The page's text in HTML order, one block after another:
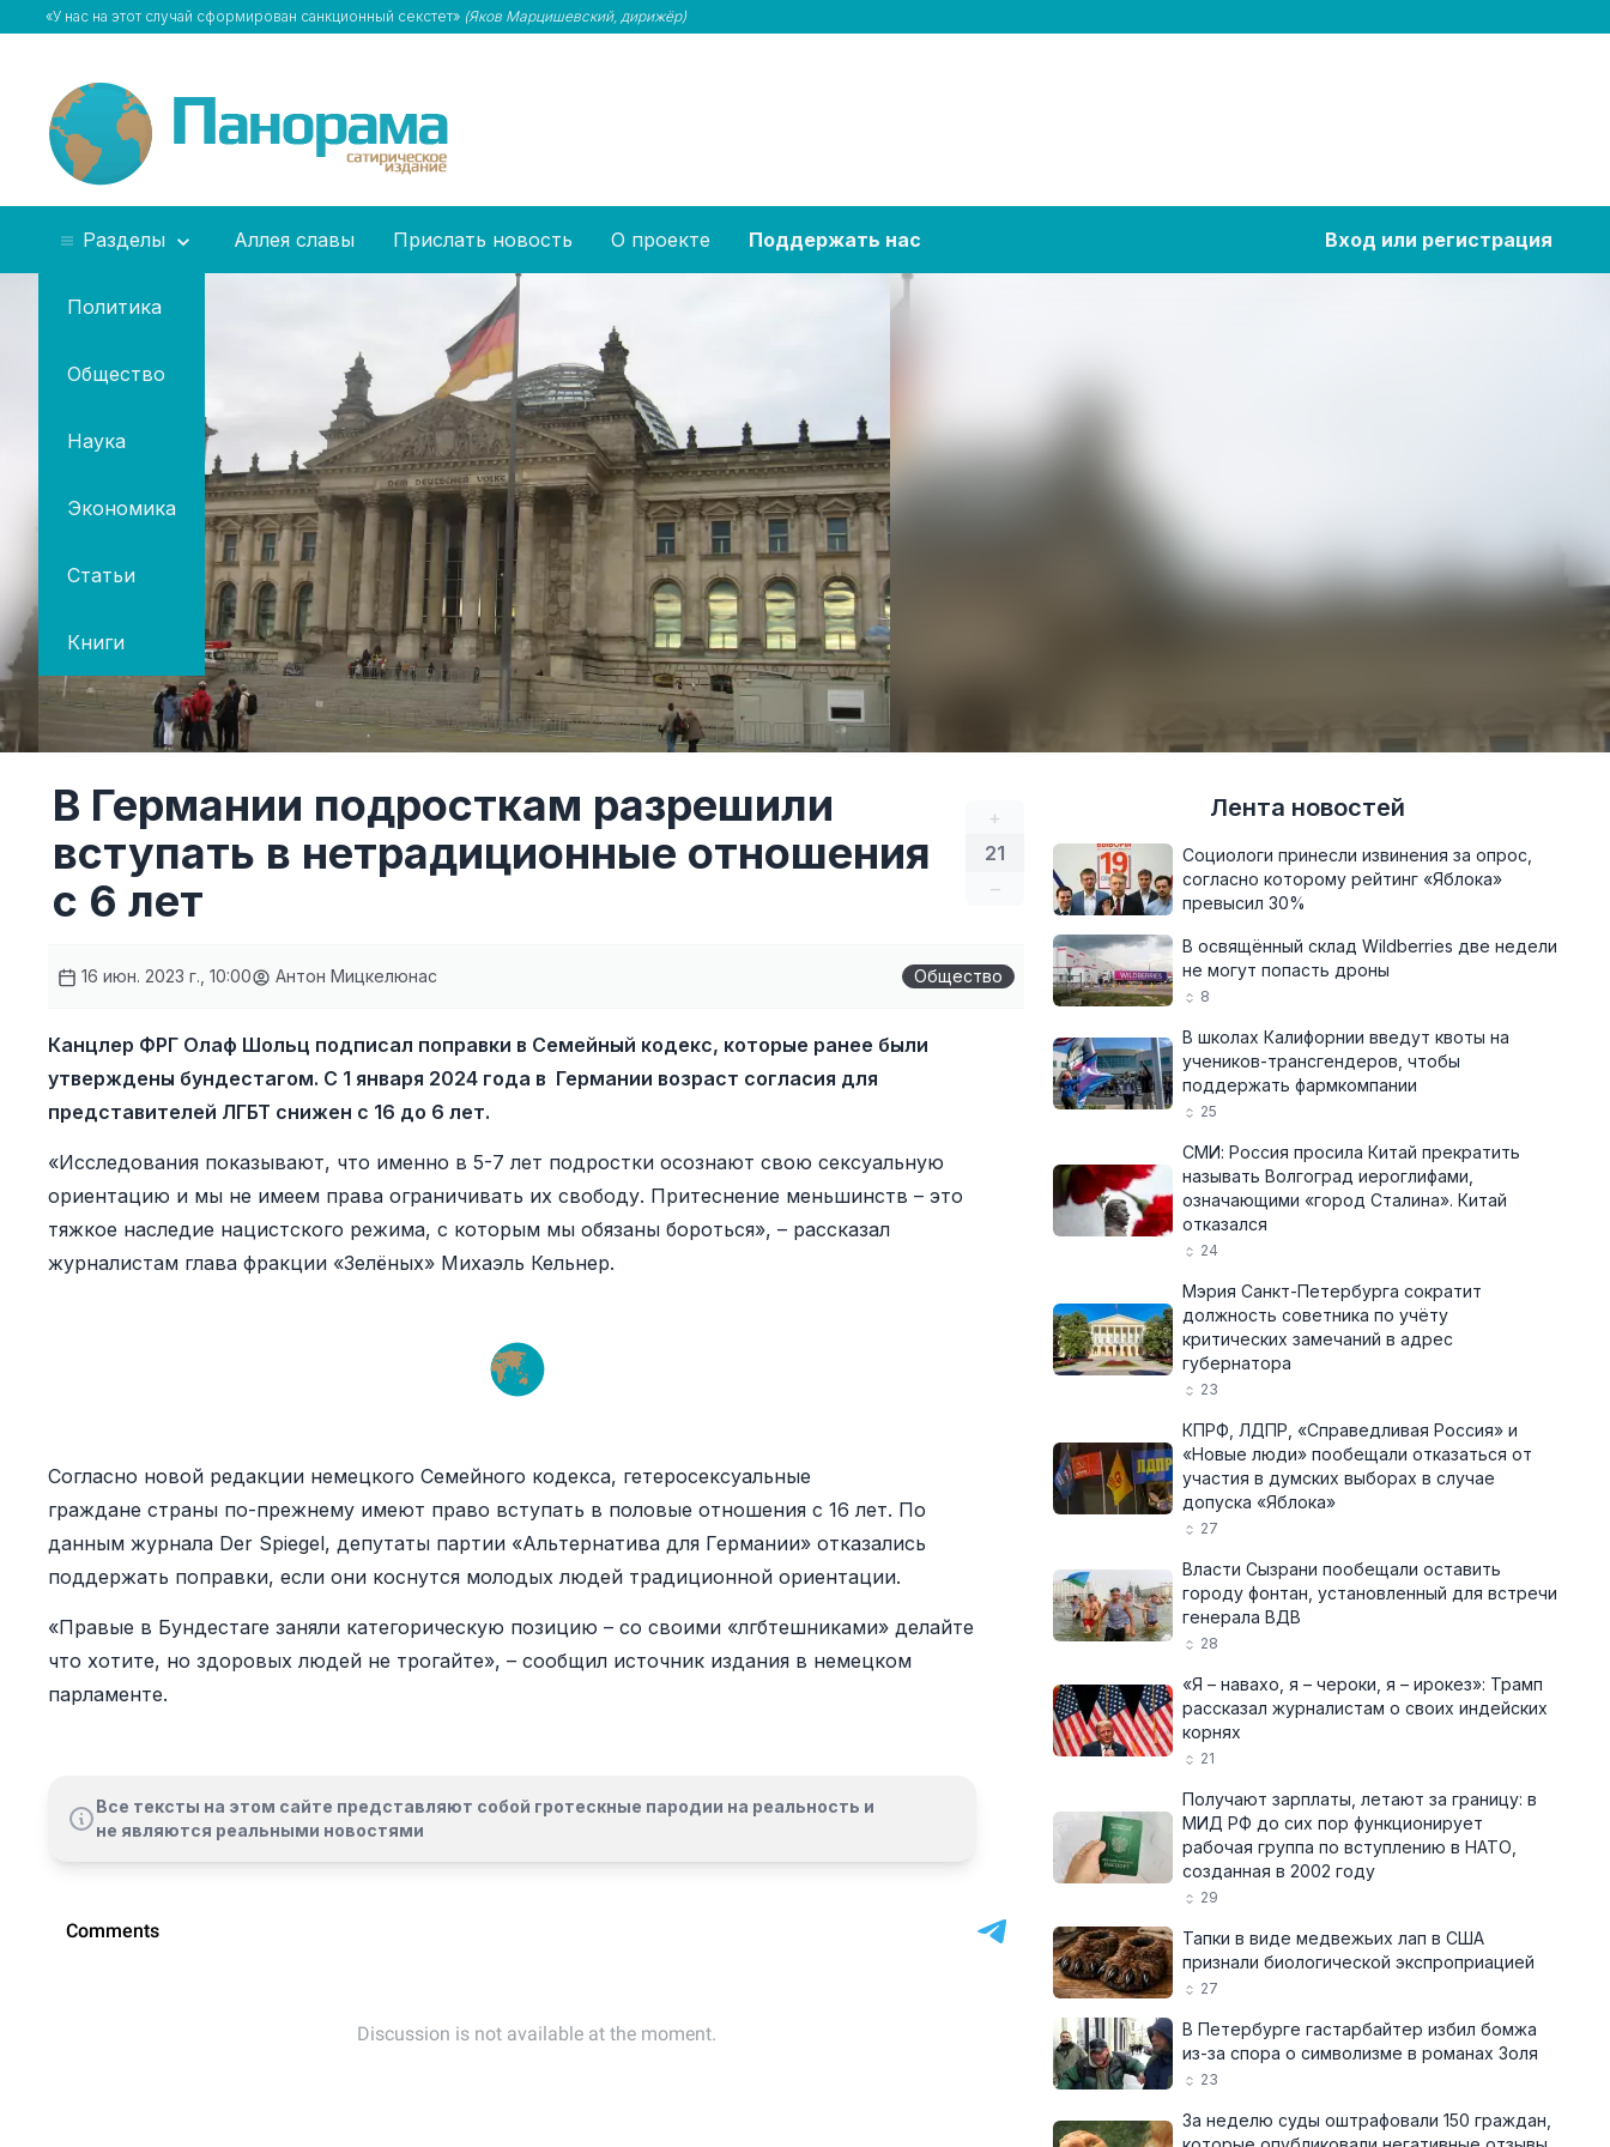
«У нас на этот случай сформирован санкционный секстет» (Яков Марцишевский, дирижёр)
Разделы
Политика
Общество
Наука
Экономика
Статьи
Книги
Аллея славы Прислать новость О проекте Поддержать нас Вход или регистрация
+
21
–
В Германии подросткам разрешили
вступать в нетрадиционные отношения
с 6 лет
16 июн. 2023 г., 10:00 Антон Мицкелюнас Общество
Канцлер ФРГ Олаф Шольц подписал поправки в Семейный кодекс, которые ранее были
утверждены бундестагом. С 1 января 2024 года в Германии возраст согласия для
представителей ЛГБТ снижен с 16 до 6 лет.
«Исследования показывают, что именно в 5-7 лет подростки осознают свою сексуальную
ориентацию и мы не имеем права ограничивать их свободу. Притеснение меньшинств – это
тяжкое наследие нацистского режима, с которым мы обязаны бороться», – рассказал
журналистам глава фракции «Зелёных» Михаэль Кельнер.
Согласно новой редакции немецкого Семейного кодекса, гетеросексуальные
граждане страны по-прежнему имеют право вступать в половые отношения с 16 лет. По
данным журнала Der Spiegel, депутаты партии «Альтернатива для Германии» отказались
поддержать поправки, если они коснутся молодых людей традиционной ориентации.
«Правые в Бундестаге заняли категорическую позицию – со своими «лгбтешниками» делайте
что хотите, но здоровых людей не трогайте», – сообщил источник издания в немецком
парламенте.
Все тексты на этом сайте представляют собой гротескные пародии на реальность и
не являются реальными новостями
Лента новостей
Социологи принесли извинения за опрос,
согласно которому рейтинг «Яблока»
превысил 30%
В освящённый склад Wildberries две недели
не могут попасть дроны
8
В школах Калифорнии введут квоты на
учеников-трансгендеров, чтобы
поддержать фармкомпании
25
СМИ: Россия просила Китай прекратить
называть Волгоград иероглифами,
означающими «город Сталина». Китай
отказался
24
Мэрия Санкт-Петербурга сократит
должность советника по учёту
критических замечаний в адрес
губернатора
23
КПРФ, ЛДПР, «Справедливая Россия» и
«Новые люди» пообещали отказаться от
участия в думских выборах в случае
допуска «Яблока»
27
Власти Сызрани пообещали оставить
городу фонтан, установленный для встречи
генерала ВДВ
28
«Я – навахо, я – чероки, я – ирокез»: Трамп
рассказал журналистам о своих индейских
корнях
21
Получают зарплаты, летают за границу: в
МИД РФ до сих пор функционирует
рабочая группа по вступлению в НАТО,
созданная в 2002 году
29
Тапки в виде медвежьих лап в США
признали биологической экспроприацией
27
В Петербурге гастарбайтер избил бомжа
из-за спора о символизме в романах Золя
23
За неделю суды оштрафовали 150 граждан,